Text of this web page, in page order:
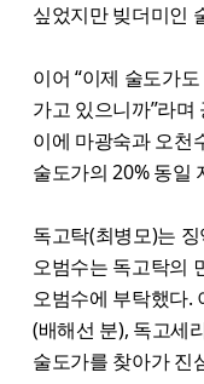
싶었지만 빚더미인
이어 “이제 술도가
가고 있으니까”라
이에 마광숙과 오천
술도가의 20% 동일
독고탁(최병모)는
오범수는 독고탁의
오범수에 부탁했다.
(배해선 분), 독고세
술도가를 찾아가 진